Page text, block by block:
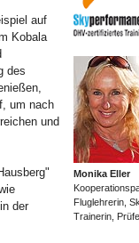
auf
Kobala
des
um nach
und
der
Monika Eller
Fluglehrerin,
Trainerin,